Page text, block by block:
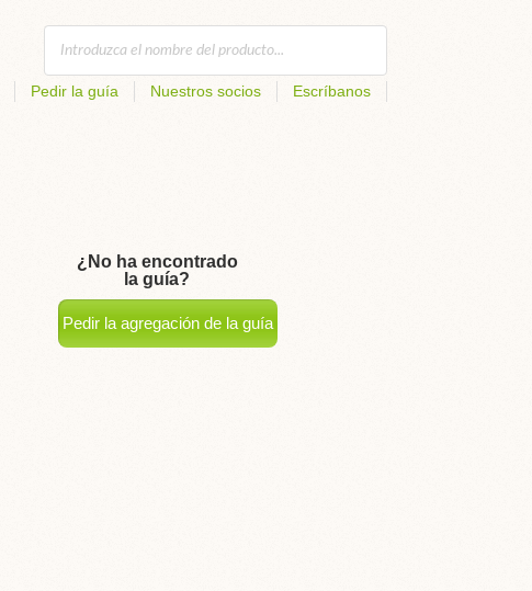
Pedir la guía Nuestros socios Escríbanos
¿No ha encontrado
la guía?
Pedir la agregación de la guía